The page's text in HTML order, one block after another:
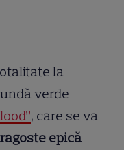
la
verde
, care se va
epică